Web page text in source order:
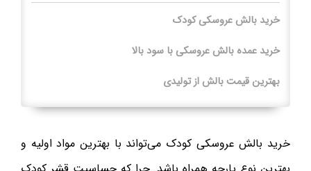
خرید بالش عروسکی کودک
خرید عمده بالش عروسکی با سود بالا
بهترین قیمت بالش از تولیدی
خرید بالش عروسکی کودک می‌تواند با بهترین مواد اولیه و